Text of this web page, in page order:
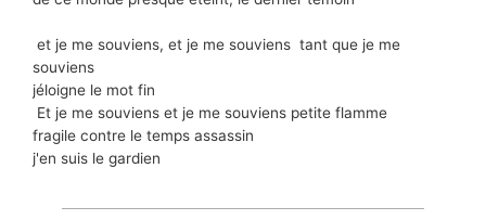
et je me souviens, et je me souviens tant que je me
souviens
jéloigne le mot fin
Et je me souviens et je me souviens petite flamme
fragile contre le temps assassin
j'en suis le gardien